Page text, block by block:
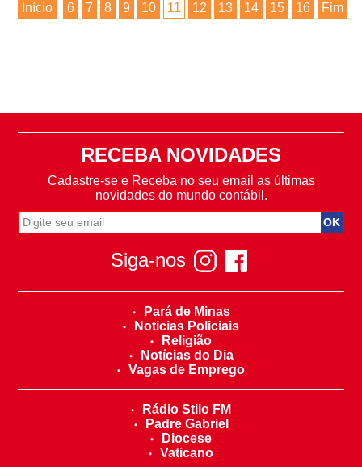
Início 6 7 8 9 10 11 12 13 14 15 16 Fim
RECEBA NOVIDADES
Cadastre-se e Receba no seu email as últimas
novidades do mundo contábil.
Siga-nos
Pará de Minas
Noticias Policiais
Religião
Notícias do Dia
Vagas de Emprego
Rádio Stilo FM
Padre Gabriel
Diocese
Vaticano